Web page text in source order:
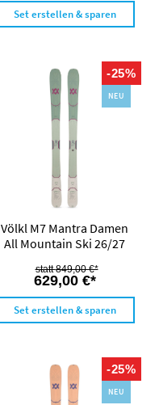
Set erstellen & sparen
-25%
NEU
Völkl M7 Mantra Damen
All Mountain Ski 26/27
629,00 €*
849,00 €*
Set erstellen & sparen
-25%
NEU